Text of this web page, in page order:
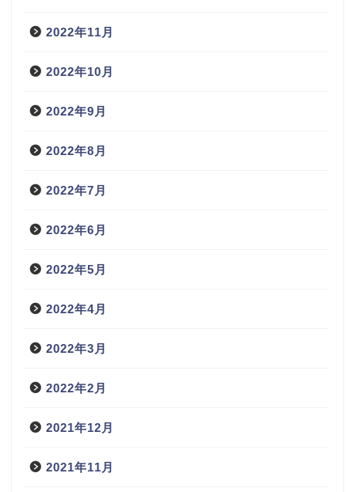
2022年11月
2022年10月
2022年9月
2022年8月
2022年7月
2022年6月
2022年5月
2022年4月
2022年3月
2022年2月
2021年12月
2021年11月